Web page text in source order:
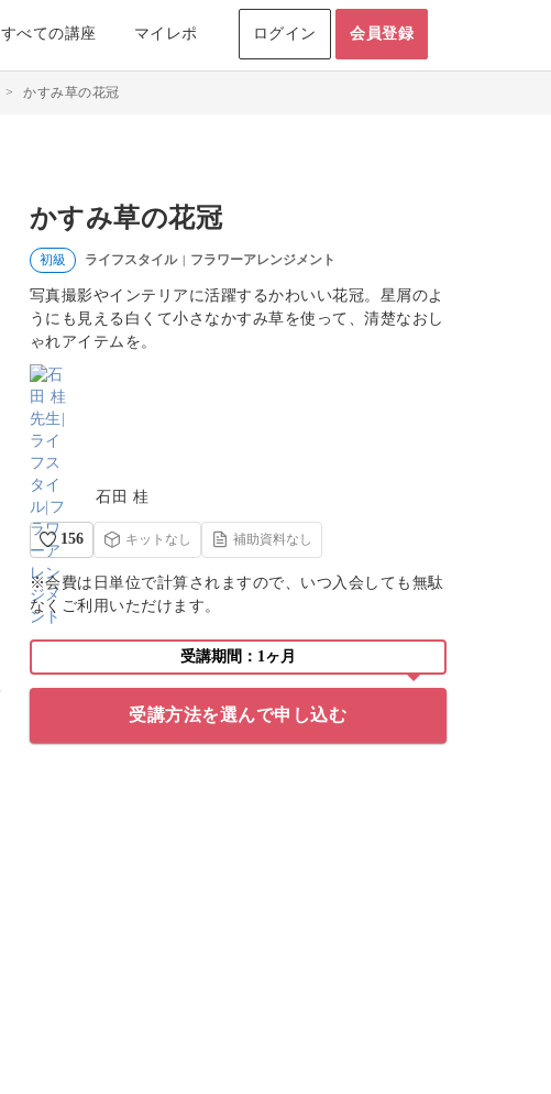
すべての講座 マイレポ ログイン 会員登録
> かすみ草の花冠
かすみ草の花冠
初級 ライフスタイル | フラワーアレンジメント
写真撮影やインテリアに活躍するかわいい花冠。星屑のよ
うにも見える白くて小さなかすみ草を使って、清楚なおし
ゃれアイテムを。
石田 桂
156 キットなし 補助資料なし
※会費は日単位で計算されますので、いつ入会しても無駄
なくご利用いただけます。
受講期間：1ヶ月
受講方法を選んで申し込む